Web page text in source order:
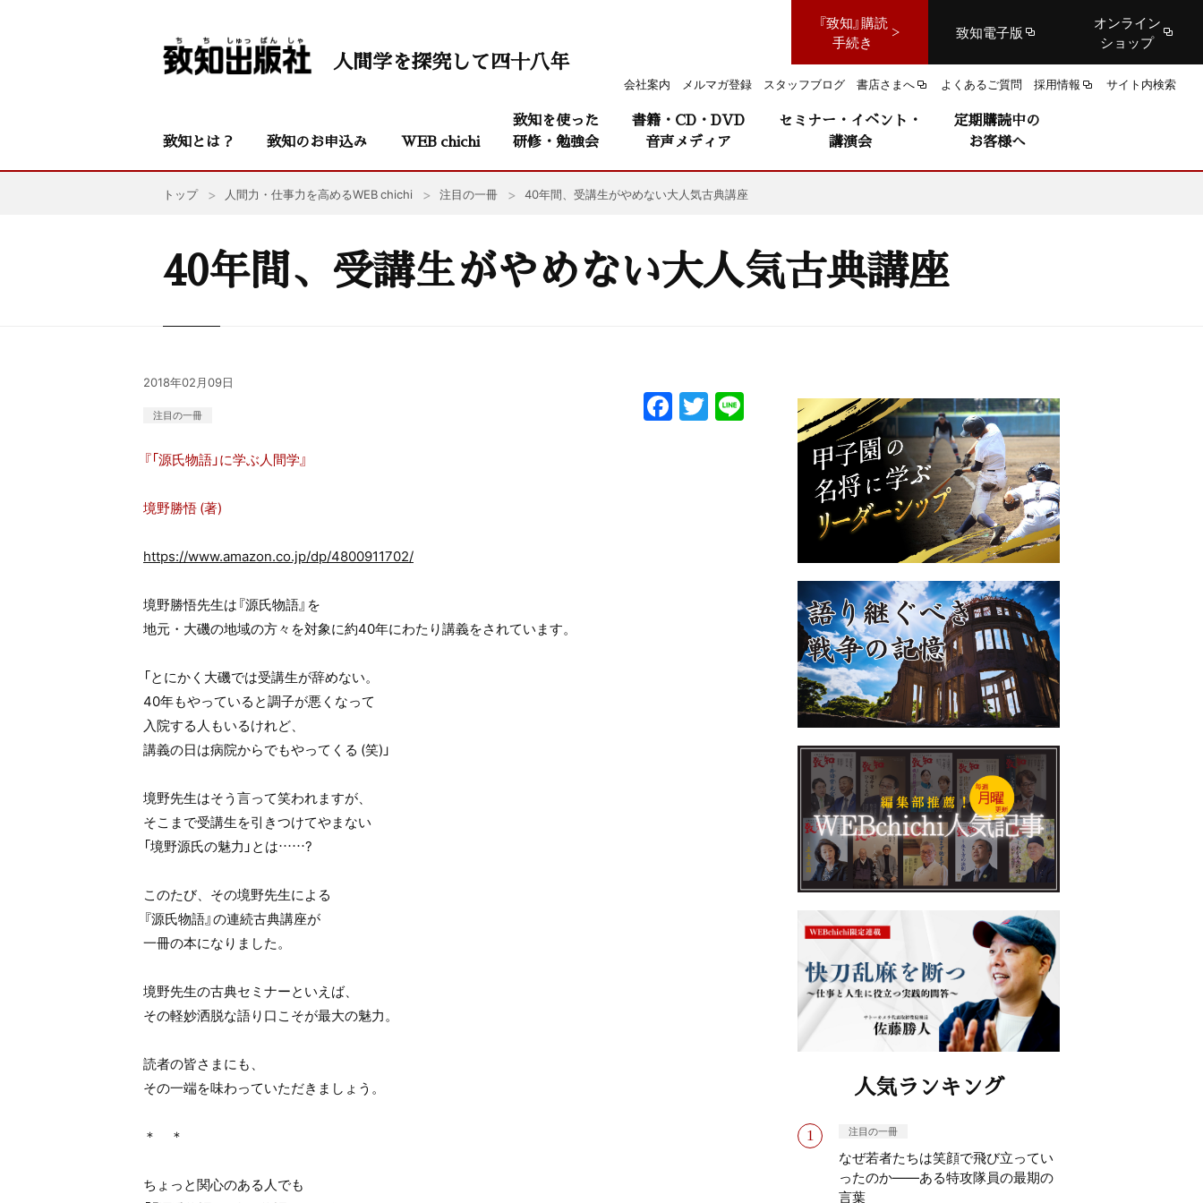
『致知』購読
手続き
致知電子版
オンライン
ショップ
会社案内 メルマガ登録 スタッフブログ 書店さまへ よくあるご質問 採用情報 サイト内検索
人間学を探究して四十八年
致知とは？ 致知のお申込み WEB chichi
致知を使った
研修・勉強会
書籍・CD・DVD
音声メディア
セミナー・イベント・
講演会
定期購読中の
お客様へ
トップ 人間力・仕事力を高めるWEB chichi 注目の一冊 40年間、受講生がやめない大人気古典講座
40年間、受講生がやめない大人気古典講座
2018年02月09日
注目の一冊 F
a
T
w
『「源氏物語」に学ぶ人間学』
境野勝悟 (著)
https://www.amazon.co.jp/dp/4800911702/
境野勝悟先生は『源氏物語』を
地元・大磯の地域の方々を対象に約40年にわたり講義をされています。
「とにかく大磯では受講生が辞めない。
40年もやっていると調子が悪くなって
入院する人もいるけれど、
講義の日は病院からでもやってくる (笑)」
境野先生はそう言って笑われますが、
そこまで受講生を引きつけてやまない
「境野源氏の魅力」とは……?
このたび、その境野先生による
『源氏物語』の連続古典講座が
一冊の本になりました。
境野先生の古典セミナーといえば、
その軽妙洒脱な語り口こそが最大の魅力。
読者の皆さまにも、
その一端を味わっていただきましょう。
＊ ＊
ちょっと関心のある人でも
人気ランキング
注目の一冊
なぜ若者たちは笑顔で飛び立ってい
ったのか——ある特攻隊員の最期の
言葉